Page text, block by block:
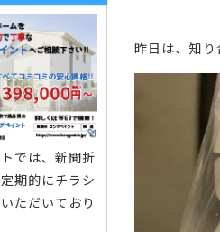
昨日は、知り
では、新聞折
期的にチラシ
ただいており